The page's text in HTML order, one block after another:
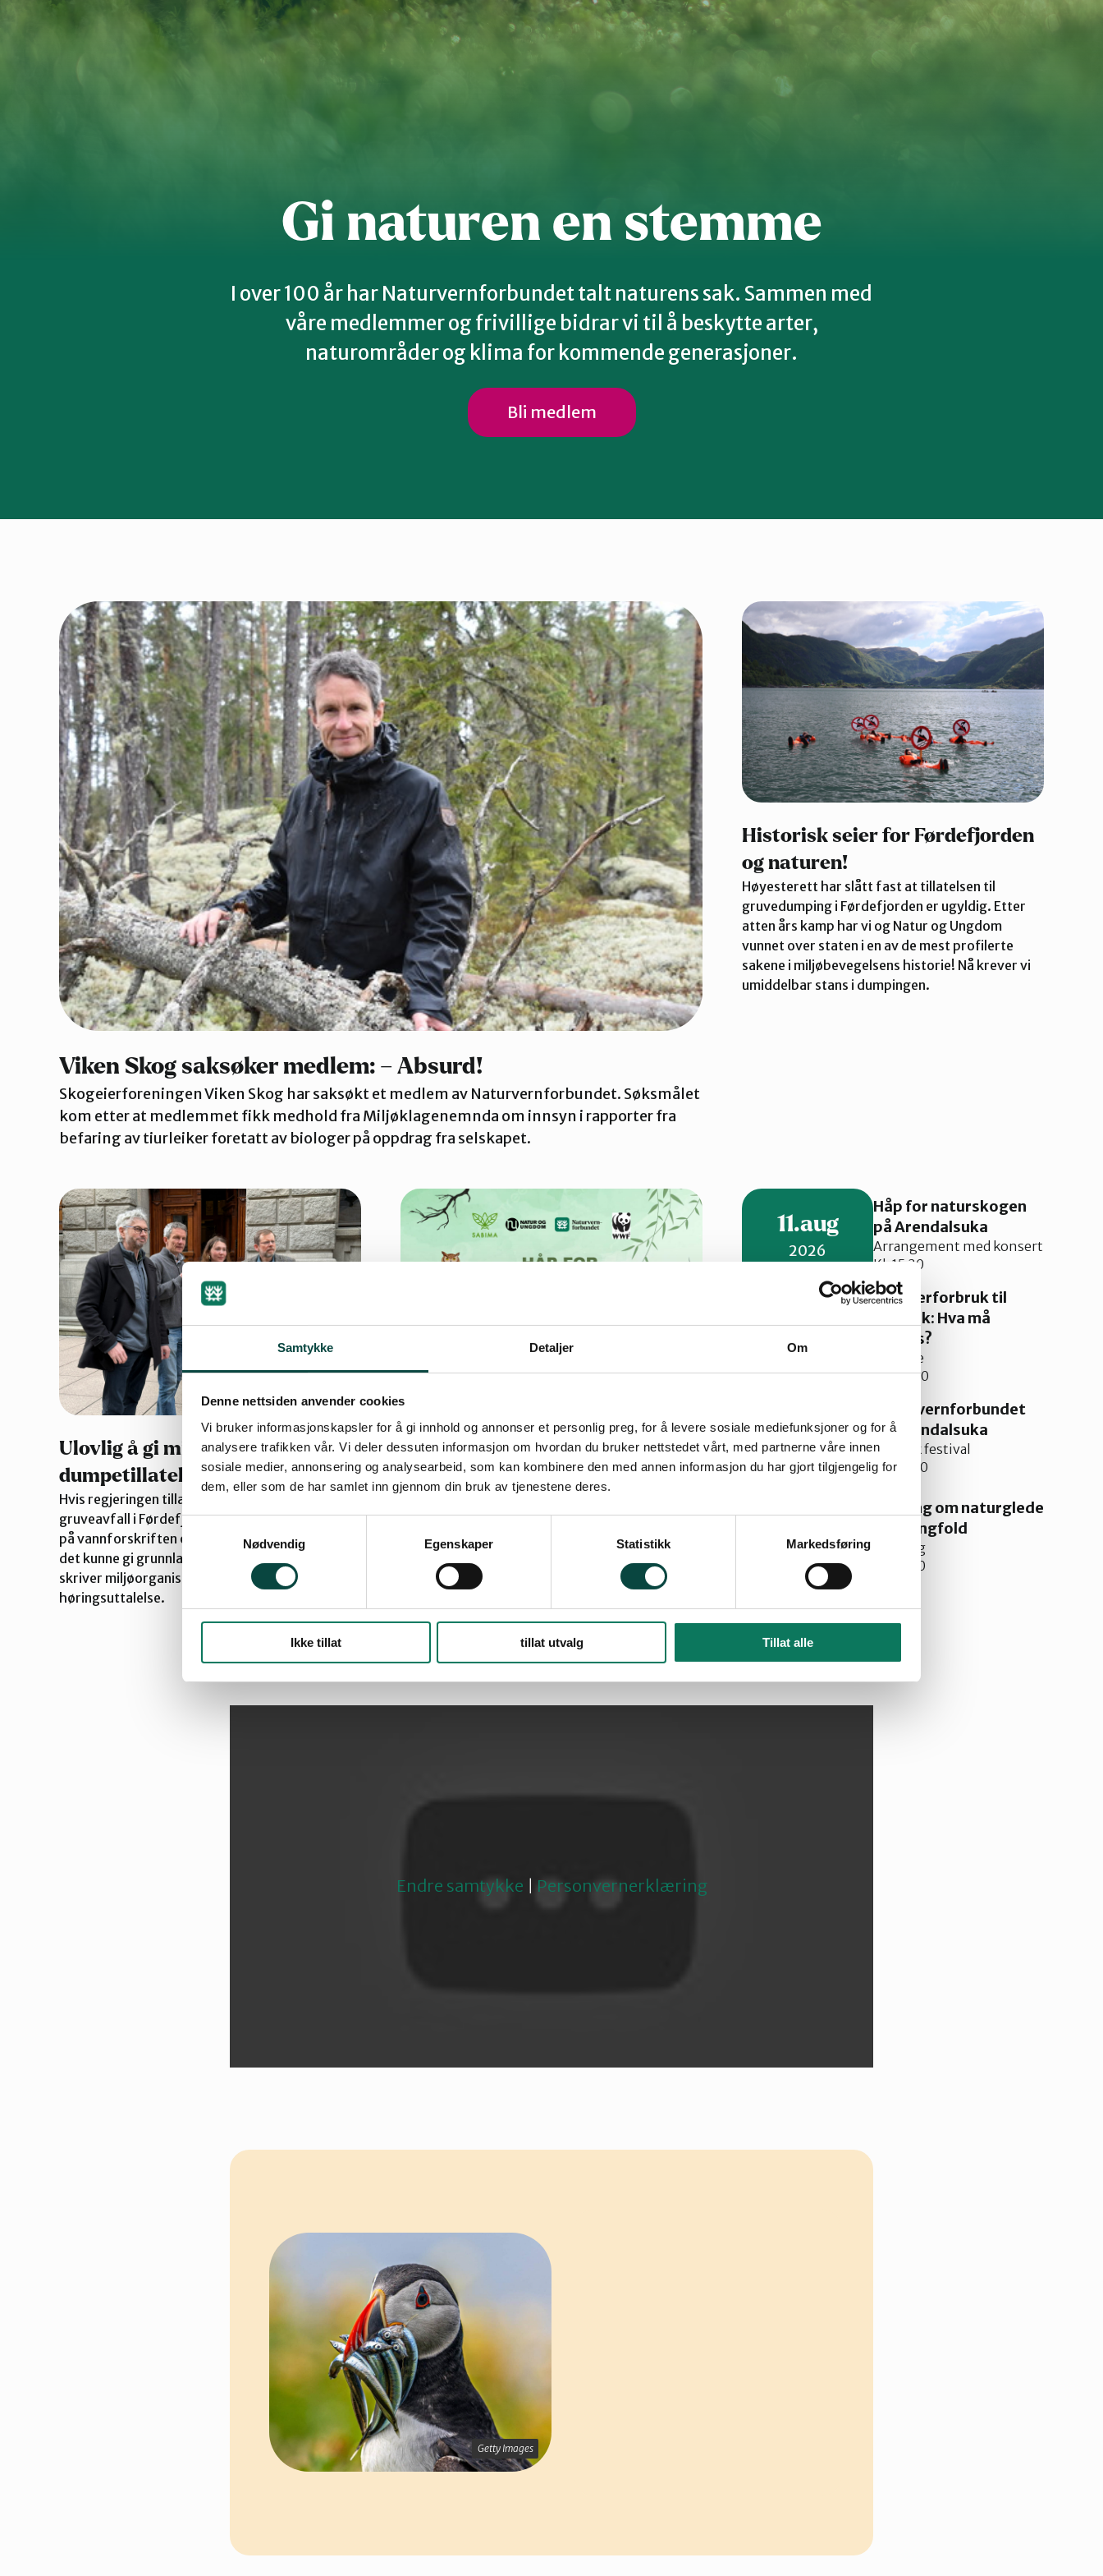
Samtykke Detaljer Om
Denne nettsiden anvender cookies
Vi bruker informasjonskapsler for å gi innhold og annonser et personlig preg, for å levere sosiale mediefunksjoner og for å
analysere trafikken vår. Vi deler dessuten informasjon om hvordan du bruker nettstedet vårt, med partnerne våre innen
sosiale medier, annonsering og analysearbeid, som kan kombinere den med annen informasjon du har gjort tilgjengelig for
dem, eller som de har samlet inn gjennom din bruk av tjenestene deres.
Samtykkevalg
Nødvendig
Egenskaper Statistikk Markedsføring
Ikke tillat tillat utvalg Tillat alle
En inkluderende organisasjon
Ledige stillinger
Styrende dokumenter
Delta på digitale møter Information in English
Gi naturen en stemme
I over 100 år har Naturvernforbundet talt naturens sak. Sammen med
våre medlemmer og frivillige bidrar vi til å beskytte arter,
naturområder og klima for kommende generasjoner.
Bli medlem
Viken Skog saksøker medlem: – Absurd!
Skogeierforeningen Viken Skog har saksøkt et medlem av Naturvernforbundet. Søksmålet
kom etter at medlemmet fikk medhold fra Miljøklagenemnda om innsyn i rapporter fra
befaring av tiurleiker foretatt av biologer på oppdrag fra selskapet.
Historisk seier for Førdefjorden
og naturen!
Høyesterett har slått fast at tillatelsen til
gruvedumping i Førdefjorden er ugyldig. Etter
atten års kamp har vi og Natur og Ungdom
vunnet over staten i en av de mest profilerte
sakene i miljøbevegelsens historie! Nå krever vi
umiddelbar stans i dumpingen.
Ulovlig å gi midlertidig
dumpetillatelse
Hvis regjeringen tillater midlertidig dumping av
gruveavfall i Førdefjorden, er det et klart brudd
på vannforskriften og vanndirektivet. I tilfelle vil
det kunne gi grunnlag for et nytt søksmål,
skriver miljøorganisasjonene i sin
høringsuttalelse.
Arendalsuka
Velkommen inn i skogen – på Arendalsuka! Døren
til Skagerak-katedralen åpnes og skogen
kommer inn – gjennom musikk, dikt, kunst og
11.aug
2026
Håp for naturskogen
på Arendalsuka
Arrangement med konsert
Kl. 15:30
12.aug
2026
Fra overforbruk til
ombruk: Hva må
endres?
Samtale
Kl. 09:30
11.aug
2026
Naturvernforbundet
på Arendalsuka
Politisk festival
Kl. 08:00
2026
Samling om naturglede
og mangfold
Samling
Kl. 10:00
Se flere aktiviteter
Endre samtykke | Personvernerklæring
Getty Images